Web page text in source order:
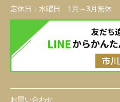
定休日： 水曜日 1月～3月無休
お問い合わせ